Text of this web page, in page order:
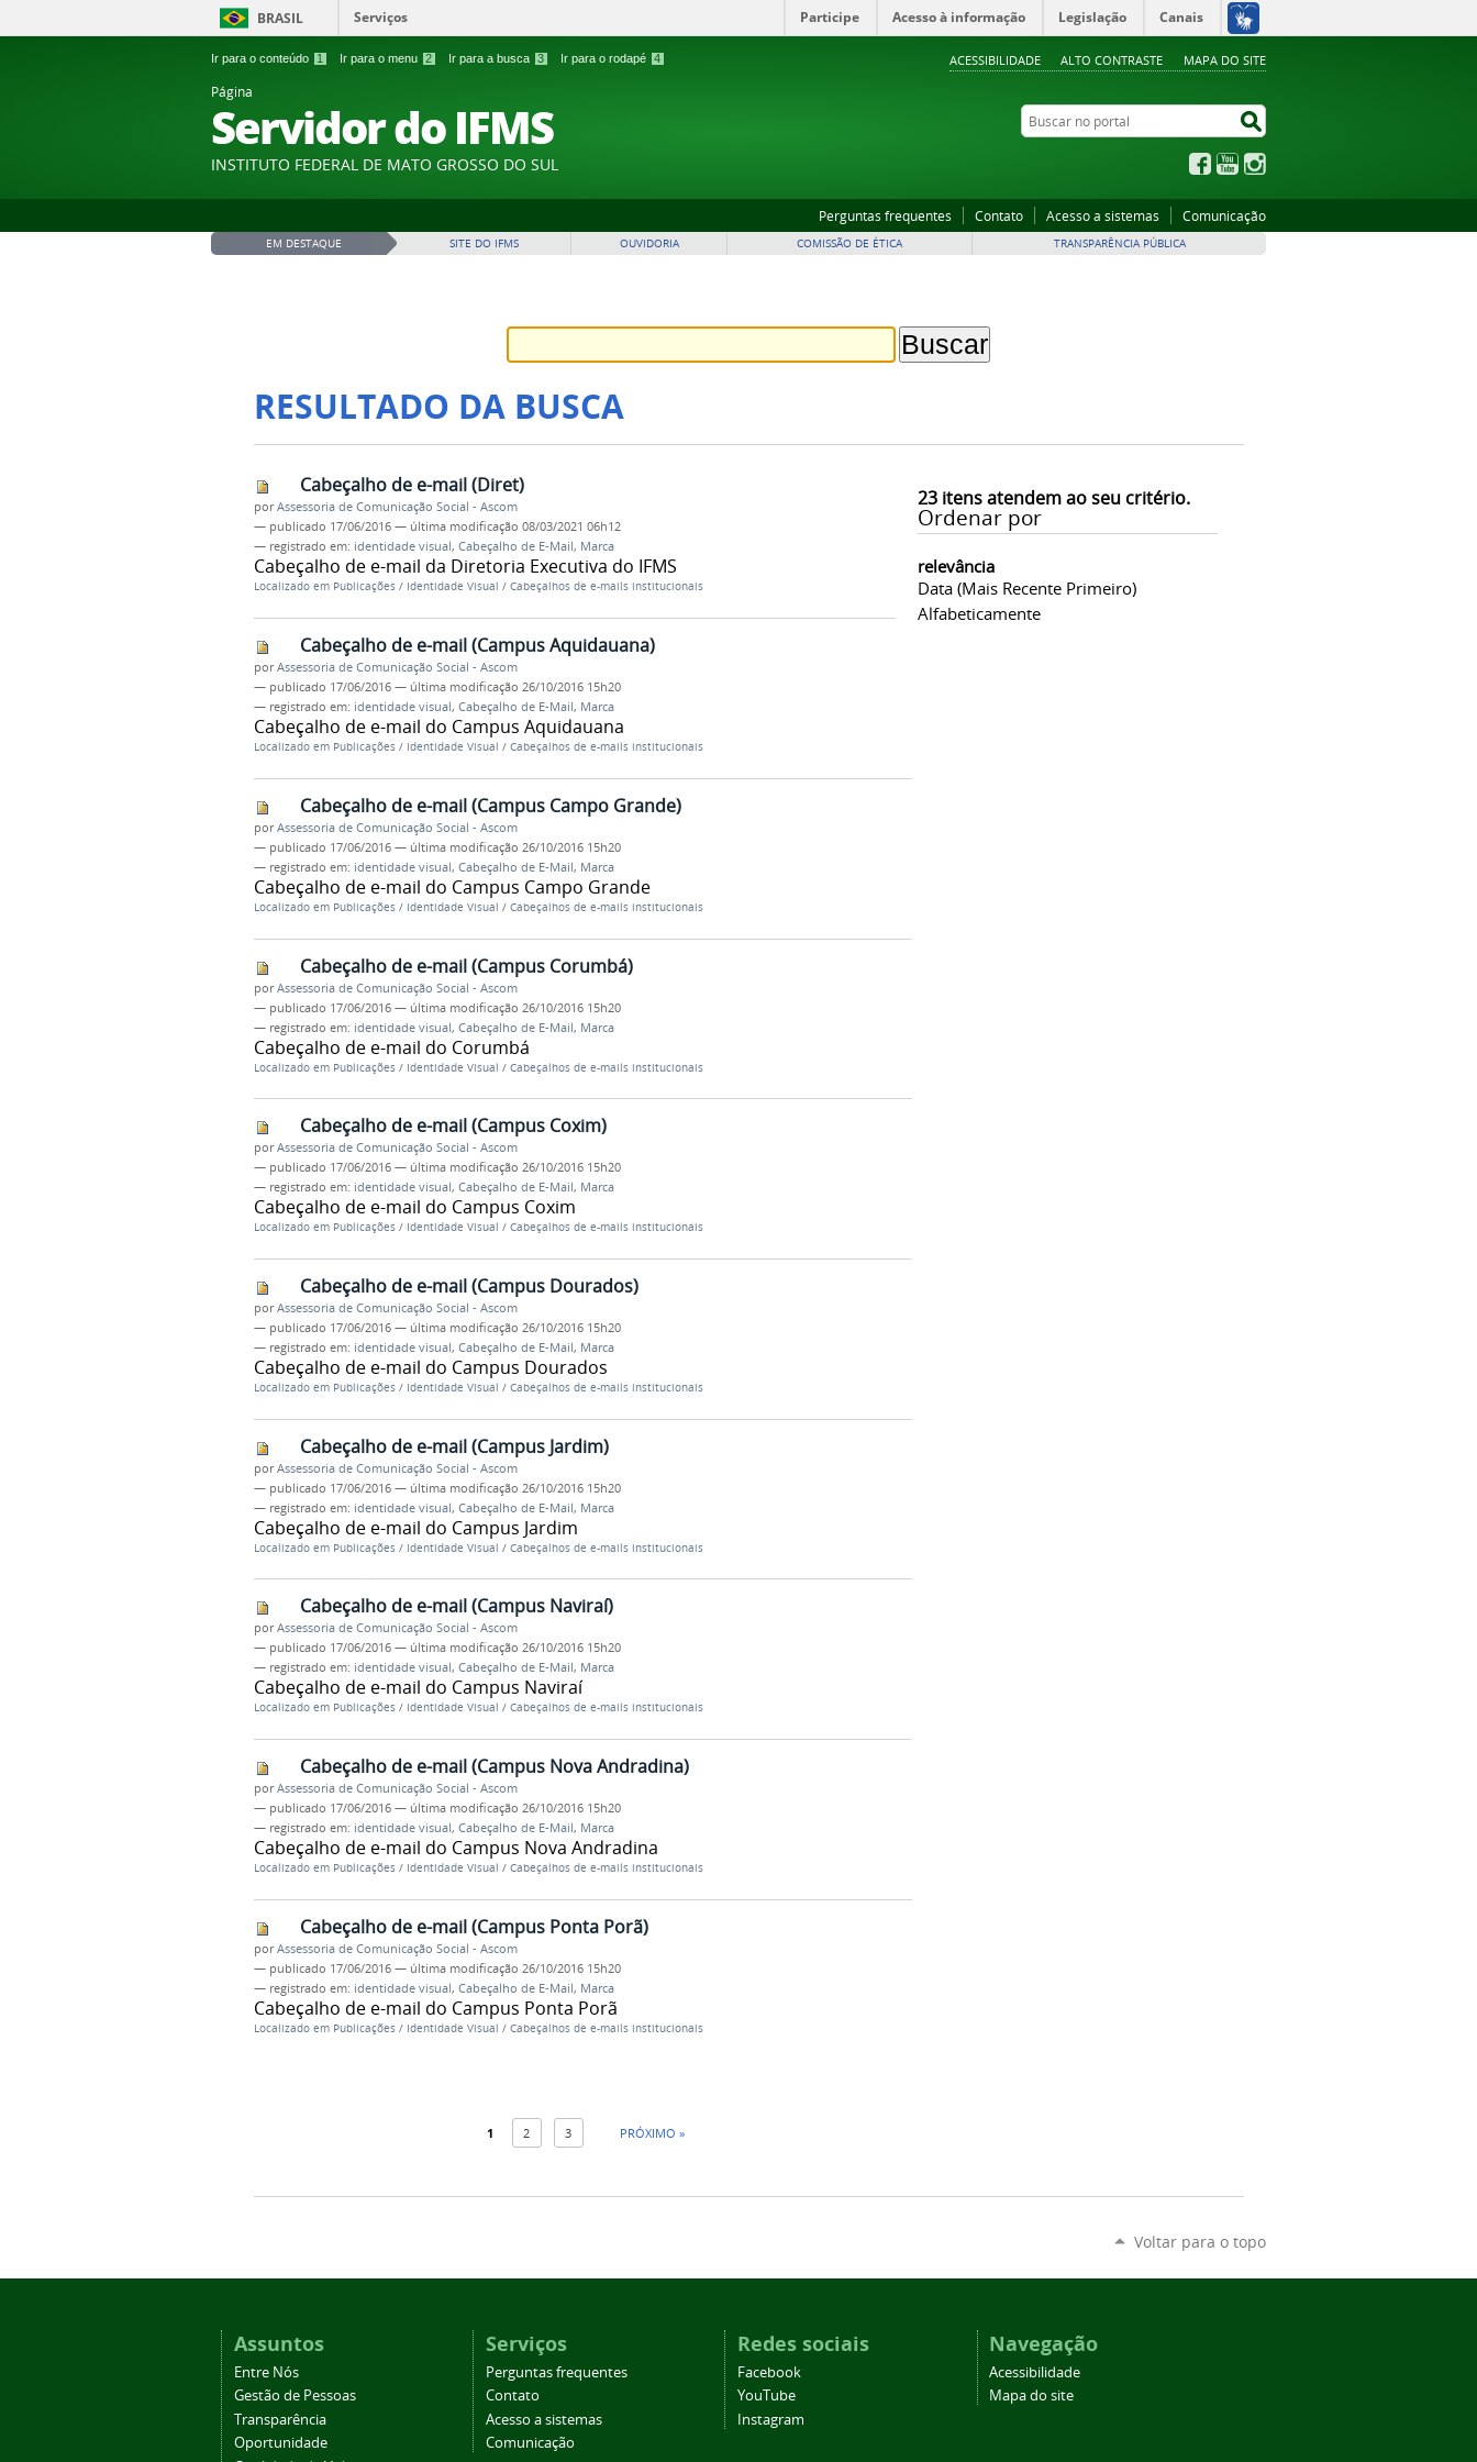
Ir para o conteúdo 1 Ir para o menu 2 Ir para a busca 3 Ir para o rodapé 4 ACESSIBILIDADE ALTO CONTRASTE MAPA DO SITE
BRASIL Serviços Participe Acesso à informação Legislação Canais
Página
Servidor do IFMS
INSTITUTO FEDERAL DE MATO GROSSO DO SUL
Buscar no portal
FacebookYouTube
Perguntas frequentes Contato Acesso a sistemas Comunicação
EM DESTAQUE SITE DO IFMS OUVIDORIA COMISSÃO DE ÉTICA TRANSPARÊNCIA PÚBLICA
RESULTADO DA BUSCA
23itens atendem ao seu critério.
Ordenar por
relevância
Data (mais Recente Primeiro)
Alfabeticamente
Cabeçalho de e-mail (Diret)
porAssessoria de Comunicação Social - Ascom
— publicado 17/06/2016 — última modificação 08/03/2021 06h12
— registrado em: identidade visual, Cabeçalho de E-Mail, Marca
Cabeçalho de e-mail da Diretoria Executiva do IFMS
Localizado em Publicações / Identidade Visual / Cabeçalhos de e-mails institucionais
Cabeçalho de e-mail (Campus Aquidauana)
porAssessoria de Comunicação Social - Ascom
— publicado 17/06/2016 — última modificação 26/10/2016 15h20
— registrado em: identidade visual, Cabeçalho de E-Mail, Marca
Cabeçalho de e-mail do Campus Aquidauana
Localizado em Publicações / Identidade Visual / Cabeçalhos de e-mails institucionais
Cabeçalho de e-mail (Campus Campo Grande)
porAssessoria de Comunicação Social - Ascom
— publicado 17/06/2016 — última modificação 26/10/2016 15h20
— registrado em: identidade visual, Cabeçalho de E-Mail, Marca
Cabeçalho de e-mail do Campus Campo Grande
Localizado em Publicações / Identidade Visual / Cabeçalhos de e-mails institucionais
Cabeçalho de e-mail (Campus Corumbá)
porAssessoria de Comunicação Social - Ascom
— publicado 17/06/2016 — última modificação 26/10/2016 15h20
— registrado em: identidade visual, Cabeçalho de E-Mail, Marca
Cabeçalho de e-mail do Corumbá
Localizado em Publicações / Identidade Visual / Cabeçalhos de e-mails institucionais
Cabeçalho de e-mail (Campus Coxim)
porAssessoria de Comunicação Social - Ascom
— publicado 17/06/2016 — última modificação 26/10/2016 15h20
— registrado em: identidade visual, Cabeçalho de E-Mail, Marca
Cabeçalho de e-mail do Campus Coxim
Localizado em Publicações / Identidade Visual / Cabeçalhos de e-mails institucionais
Cabeçalho de e-mail (Campus Dourados)
porAssessoria de Comunicação Social - Ascom
— publicado 17/06/2016 — última modificação 26/10/2016 15h20
— registrado em: identidade visual, Cabeçalho de E-Mail, Marca
Cabeçalho de e-mail do Campus Dourados
Localizado em Publicações / Identidade Visual / Cabeçalhos de e-mails institucionais
Cabeçalho de e-mail (Campus Jardim)
porAssessoria de Comunicação Social - Ascom
— publicado 17/06/2016 — última modificação 26/10/2016 15h20
— registrado em: identidade visual, Cabeçalho de E-Mail, Marca
Cabeçalho de e-mail do Campus Jardim
Localizado em Publicações / Identidade Visual / Cabeçalhos de e-mails institucionais
Cabeçalho de e-mail (Campus Naviraí)
porAssessoria de Comunicação Social - Ascom
— publicado 17/06/2016 — última modificação 26/10/2016 15h20
— registrado em: identidade visual, Cabeçalho de E-Mail, Marca
Cabeçalho de e-mail do Campus Naviraí
Localizado em Publicações / Identidade Visual / Cabeçalhos de e-mails institucionais
Cabeçalho de e-mail (Campus Nova Andradina)
porAssessoria de Comunicação Social - Ascom
— publicado 17/06/2016 — última modificação 26/10/2016 15h20
— registrado em: identidade visual, Cabeçalho de E-Mail, Marca
Cabeçalho de e-mail do Campus Nova Andradina
Localizado em Publicações / Identidade Visual / Cabeçalhos de e-mails institucionais
Cabeçalho de e-mail (Campus Ponta Porã)
porAssessoria de Comunicação Social - Ascom
— publicado 17/06/2016 — última modificação 26/10/2016 15h20
— registrado em: identidade visual, Cabeçalho de E-Mail, Marca
Cabeçalho de e-mail do Campus Ponta Porã
Localizado em Publicações / Identidade Visual / Cabeçalhos de e-mails institucionais
1 2 3 PRÓXIMO »
Voltar para o topo
Assuntos
Entre Nós
Gestão de Pessoas
Transparência
Oportunidade
Serviços
Perguntas frequentes
Contato
Acesso a sistemas
Comunicação
Redes sociais
Facebook
YouTube
Instagram
Navegação
Acessibilidade
Mapa do site